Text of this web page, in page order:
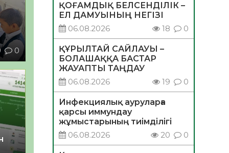
0
ҚОҒАМДЫҚ БЕЛСЕНДІЛІК –
ЕЛ ДАМУЫНЫҢ НЕГІЗІ
06.08.2026
18 0
ҚҰРЫЛТАЙ САЙЛАУЫ –
БОЛАШАҚҚА БАСТАР
ЖАУАПТЫ ТАҢДАУ
06.08.2026
19 0
Инфекциялық ауруларға
қарсы иммундау
жұмыстарының тиімділігі
06.08.2026
20 0